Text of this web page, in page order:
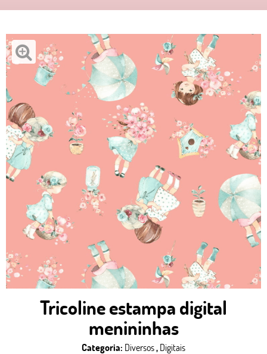
Tricoline estampa digital
menininhas
Categoria: Diversos, Digitais